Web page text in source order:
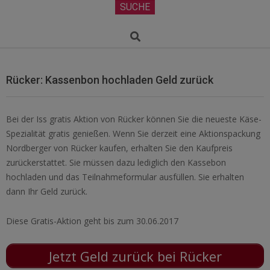
SUCHE
Search
Rücker: Kassenbon hochladen Geld zurück
Bei der Iss gratis Aktion von Rücker können Sie die neueste Käse-
Spezialität gratis genießen. Wenn Sie derzeit eine Aktionspackung
Nordberger von Rücker kaufen, erhalten Sie den Kaufpreis
zurückerstattet. Sie müssen dazu lediglich den Kassebon
hochladen und das Teilnahmeformular ausfüllen. Sie erhalten
dann Ihr Geld zurück.
Diese Gratis-Aktion geht bis zum 30.06.2017
Jetzt Geld zurück bei Rücker